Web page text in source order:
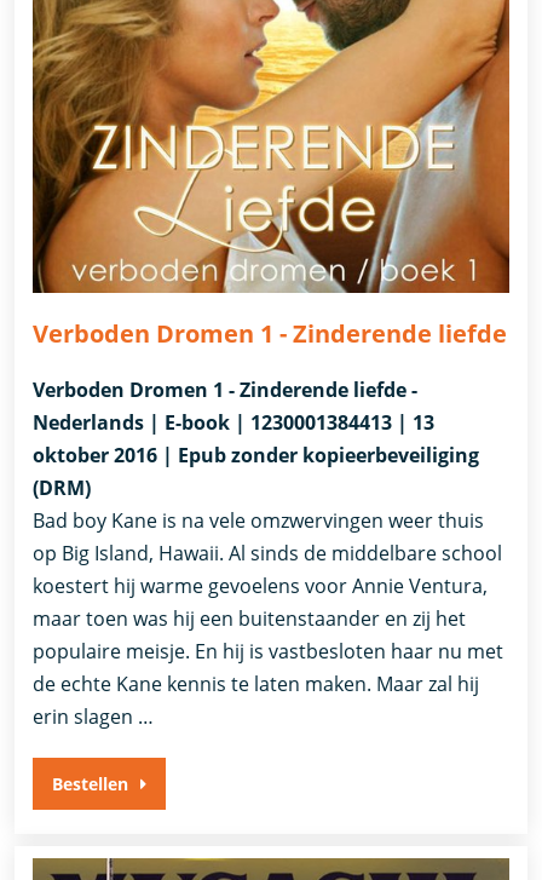
Verboden Dromen 1 - Zinderende liefde
Verboden Dromen 1 - Zinderende liefde -
Nederlands | E-book | 1230001384413 | 13
oktober 2016 | Epub zonder kopieerbeveiliging
(DRM)
Bad boy Kane is na vele omzwervingen weer thuis
op Big Island, Hawaii. Al sinds de middelbare school
koestert hij warme gevoelens voor Annie Ventura,
maar toen was hij een buitenstaander en zij het
populaire meisje. En hij is vastbesloten haar nu met
de echte Kane kennis te laten maken. Maar zal hij
erin slagen …
Bestellen